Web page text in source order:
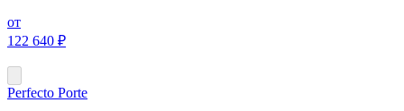
от
122 640 ₽
Perfecto Porte